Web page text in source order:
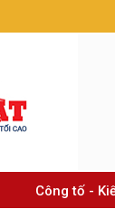
Công tố -